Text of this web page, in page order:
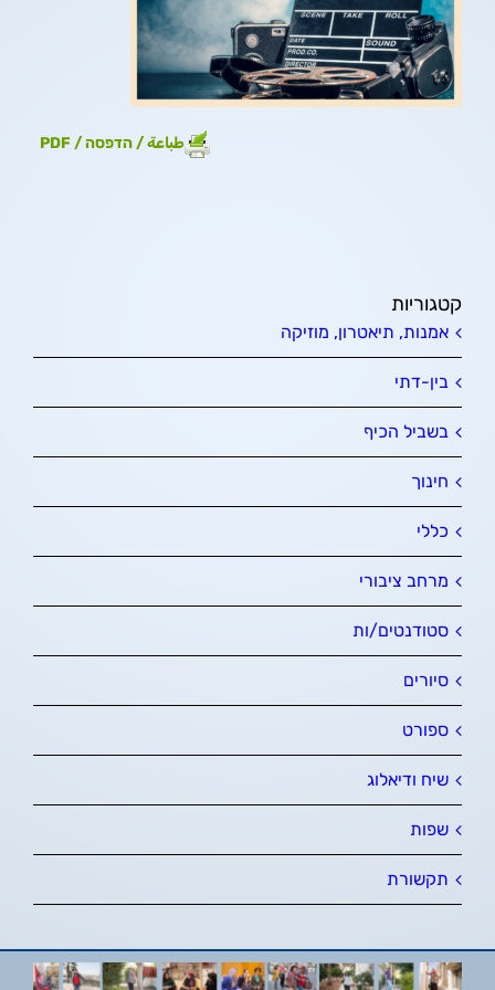
طباعة / הדפסה / PDF
קטגוריות
אמנות, תיאטרון, מוזיקה
בין-דתי
בשביל הכיף
חינוך
כללי
מרחב ציבורי
סטודנטים/ות
סיורים
ספורט
שיח ודיאלוג
שפות
תקשורת